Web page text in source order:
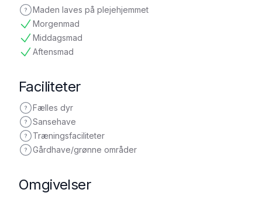
Maden laves på plejehjemmet
ikke oplyst
Morgenmad
tilgængelig
Middagsmad
tilgængelig
Aftensmad
tilgængelig
Faciliteter
Fælles dyr
ikke oplyst
Sansehave
ikke oplyst
Træningsfaciliteter
ikke oplyst
Gårdhave/grønne områder
ikke oplyst
Omgivelser